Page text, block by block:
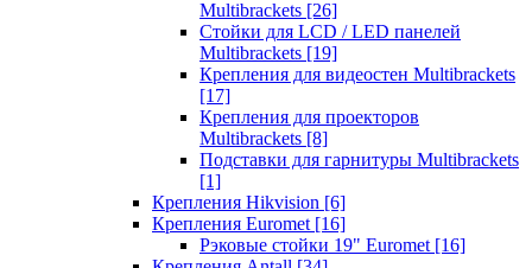
Multibrackets [26]
Стойки для LCD / LED панелей
Multibrackets [19]
Крепления для видеостен Multibrackets
[17]
Крепления для проекторов
Multibrackets [8]
Подставки для гарнитуры Multibrackets
[1]
Крепления Hikvision [6]
Крепления Euromet [16]
Рэковые стойки 19" Euromet [16]